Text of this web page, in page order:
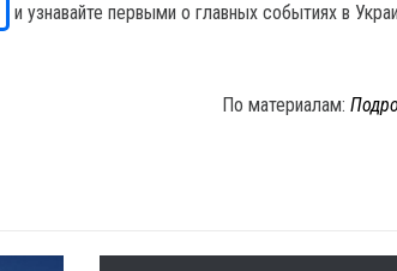
и узнавайте первыми о главных событиях в
По материалам: